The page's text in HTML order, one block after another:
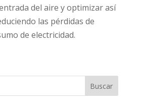
del aire y optimizar así
las pérdidas de
de electricidad.
Buscar